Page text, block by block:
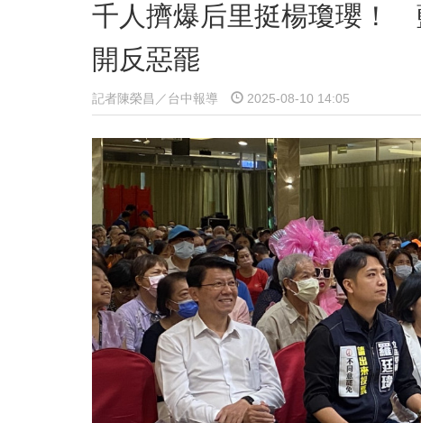
千人擠爆后里挺楊瓊瓔！
開反惡罷
記者陳榮昌／台中報導 2025-08-10 14:05